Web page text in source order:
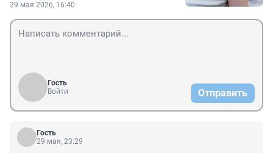
29 мая 2026, 16:40
Гость
Войти
Отправить
Гость
29 мая, 23:29